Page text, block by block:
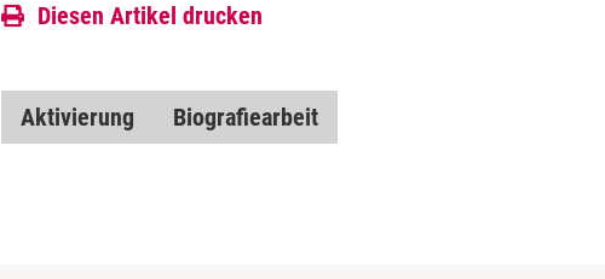
Diesen Artikel drucken
Aktivierung Biografiearbeit